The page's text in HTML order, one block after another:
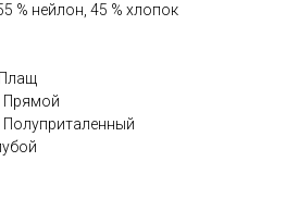
% нейлон, 45 % хлопок
Прямой
Полуприталенный